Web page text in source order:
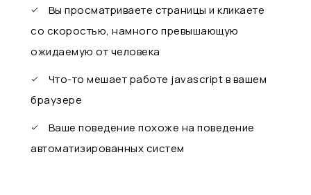
Вы просматриваете страницы и кликаете
со скоростью, намного превышающую
ожидаемую от человека
Что-то мешает работе javascript в вашем
браузере
Ваше поведение похоже на поведение
автоматизированных систем